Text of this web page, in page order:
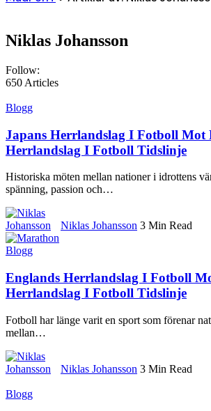
Niklas Johansson
Follow:
650 Articles
Blogg
Japans Herrlandslag I Fotboll Mot
Herrlandslag I Fotboll Tidslinje
Historiska möten mellan nationer i idrottens
spänning, passion och…
Niklas Johansson 3 Min Read
Blogg
Englands Herrlandslag I Fotboll
Herrlandslag I Fotboll Tidslinje
Fotboll har länge varit en sport som förenar
mellan…
Niklas Johansson 3 Min Read
Blogg